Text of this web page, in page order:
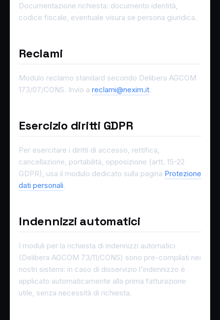
Documentazione richiesta: documento identità,
codice fiscale, eventuale visura se persona giuridica.
Reclami
Modulo reclamo standard secondo Delibera AGCOM
173/07/CONS. Invio a reclami@nexim.it.
Esercizio diritti GDPR
Per esercitare i diritti di accesso, rettifica,
cancellazione, portabilità, opposizione (artt. 15-22
GDPR), usa il modulo dedicato sulla pagina Protezione
dati personali.
Indennizzi automatici
I moduli per la richiesta di indennizzi automatici
(Delibera AGCOM 73/11/CONS) sono pre-compilati nei
nostri sistemi: in caso di disservizio l'indennizzo è
applicato automaticamente alla prima fatturazione
utile, senza necessità di richiesta.